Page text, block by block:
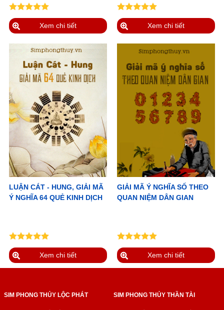
Xem chi tiết Xem chi tiết
LUẬN CÁT - HUNG, GIẢI MÃ
Ý NGHĨA 64 QUẺ KINH DỊCH
Xem chi tiết
GIẢI MÃ Ý NGHĨA SỐ THEO
QUAN NIỆM DÂN GIAN
Xem chi tiết
SIM PHONG THỦY LỘC PHÁT SIM PHONG THỦY THẦN TÀI